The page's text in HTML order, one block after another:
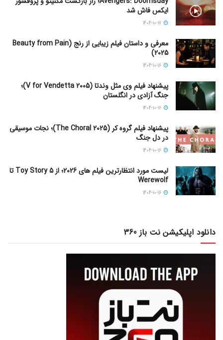
ایکس فاش شد
معرفی و داستان فیلم زیبایی از رنج (Beauty from Pain
2025)
پیشنهاد فیلم وی مثل وندتا (V for Vendetta 2005)؛
جنگ آزادی در انگلستان
پیشنهاد فیلم گروه کر (The Choral 2025)؛ نجات موسیقی
در دل جنگ
لیست مورد انتظارترین فیلم های 2026؛ از Toy Story 5 تا
Werewolf
دانلود اپلیکیشن نت باز 360